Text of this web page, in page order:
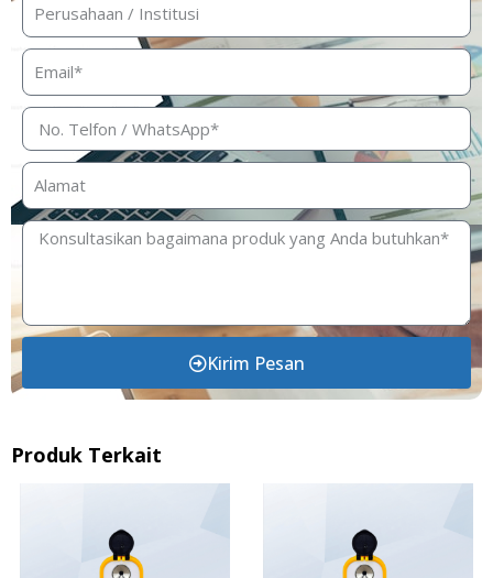
Kirim Pesan
Produk Terkait